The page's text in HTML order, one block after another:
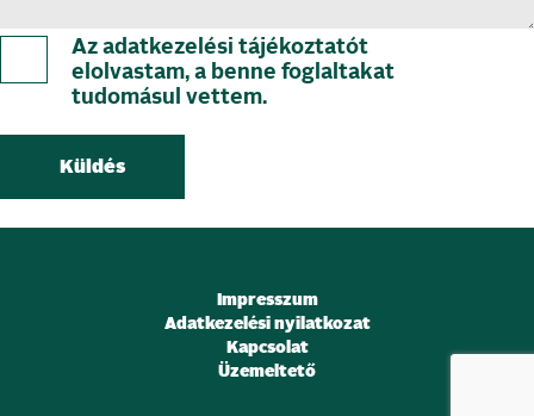
Az adatkezelési tájékoztatót
elolvastam, a benne foglaltakat
tudomásul vettem.
Impresszum
Adatkezelési nyilatkozat
Kapcsolat
Üzemeltető